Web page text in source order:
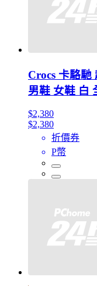
Crocs 卡駱馳
男鞋 女鞋 白
$2,380
$2,380
折價券
P幣